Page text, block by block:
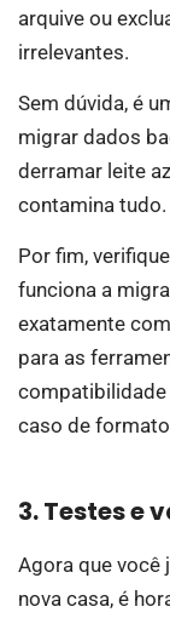
arquive ou
irrelevantes.
Sem dúvida, é
migrar dados
derramar leite
contamina tudo.
Por fim,
funciona a
exatamente
para as
compatibilidade
caso de
3. Testes e
Agora que você
nova casa, é